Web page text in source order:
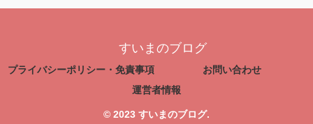
すいまのブログ
プライバシーポリシー・免責事項
お問い合わせ
運営者情報
© 2023 すいまのブログ.